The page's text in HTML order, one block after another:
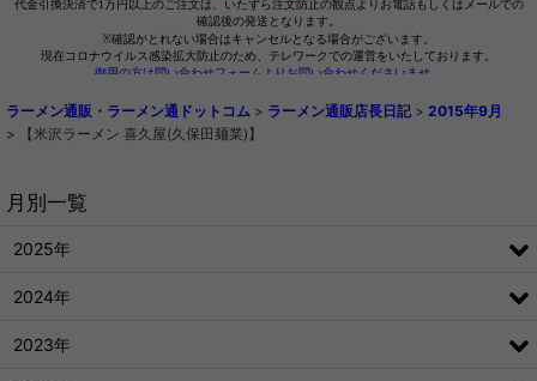
ラーメン通販・ラーメン通ドットコム > ラーメン通販店長日記 > 2015年9月
>
【米沢ラーメン 喜久屋(久保田麺業)】
月別一覧
2025年
2024年
2023年